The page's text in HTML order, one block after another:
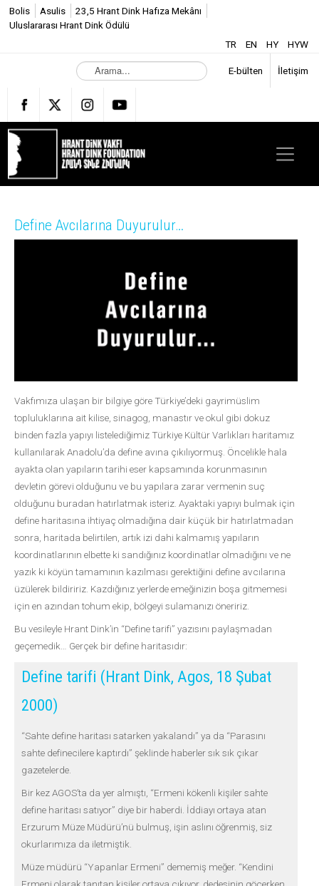
Bolis Asulis
23,5 Hrant Dink Hafıza Mekânı
Uluslararası Hrant Dink Ödülü
TR
EN HY HYW
A
r
m
a
.
.
E-bülten İletişim
Define Avcılarına Duyurulur…
Vakfımıza ulaşan bir bilgiye göre Türkiye’deki gayrimüslim
topluluklarına ait kilise, sinagog, manastır ve okul gibi dokuz
binden fazla yapıyı listelediğimiz Türkiye Kültür Varlıkları haritamız
kullanılarak Anadolu’da define avına çıkılıyormuş. Öncelikle hala
ayakta olan yapıların tarihi eser kapsamında korunmasının
devletin görevi olduğunu ve bu yapılara zarar vermenin suç
olduğunu buradan hatırlatmak isteriz. Ayaktaki yapıyı bulmak için
define haritasına ihtiyaç olmadığına dair küçük bir hatırlatmadan
sonra, haritada belirtilen, artık izi dahi kalmamış yapıların
koordinatlarının elbette ki sandığınız koordinatlar olmadığını ve ne
yazık ki köyün tamamının kazılması gerektiğini define avcılarına
üzülerek bildiririz. Kazdığınız yerlerde emeğinizin boşa gitmemesi
için en azından tohum ekip, bölgeyi sulamanızı öneririz.
Bu vesileyle Hrant Dink’in “Define tarifi” yazısını paylaşmadan
geçemedik… Gerçek bir define haritasıdır:
Define tarifi (Hrant Dink, Agos, 18 Şubat
2000)
“Sahte define haritası satarken yakalandı” ya da “Parasını
sahte definecilere kaptırdı” şeklinde haberler sık sık çıkar
gazetelerde.
Bir kez AGOS’ta da yer almıştı, “Ermeni kökenli kişiler sahte
define haritası satıyor” diye bir haberdi. İddiayı ortaya atan
Erzurum Müze Müdürü’nü bulmuş, işin aslını öğrenmiş, siz
okurlarımıza da iletmiştik.
Müze müdürü “Yapanlar Ermeni” dememiş meğer. “Kendini